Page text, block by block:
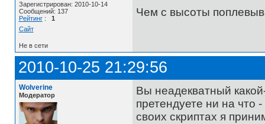
Зарегистрирован: 2010-10-14
Сообщений: 137
Рейтинг: 1
Сайт
Чем с высоты
Не в сети
2010-10-25 21:29:56
Wolverine
Модератор
Вы неадекватный
претендуете ни на что
своих скриптах я